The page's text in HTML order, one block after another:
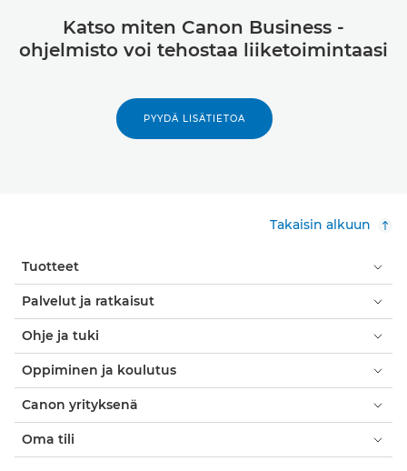
Katso miten Canon Business -
ohjelmisto voi tehostaa liiketoimintaasi
PYYDÄ LISÄTIETOA
Takaisin alkuun
Tuotteet
Palvelut ja ratkaisut
Ohje ja tuki
Oppiminen ja koulutus
Canon yrityksenä
Oma tili